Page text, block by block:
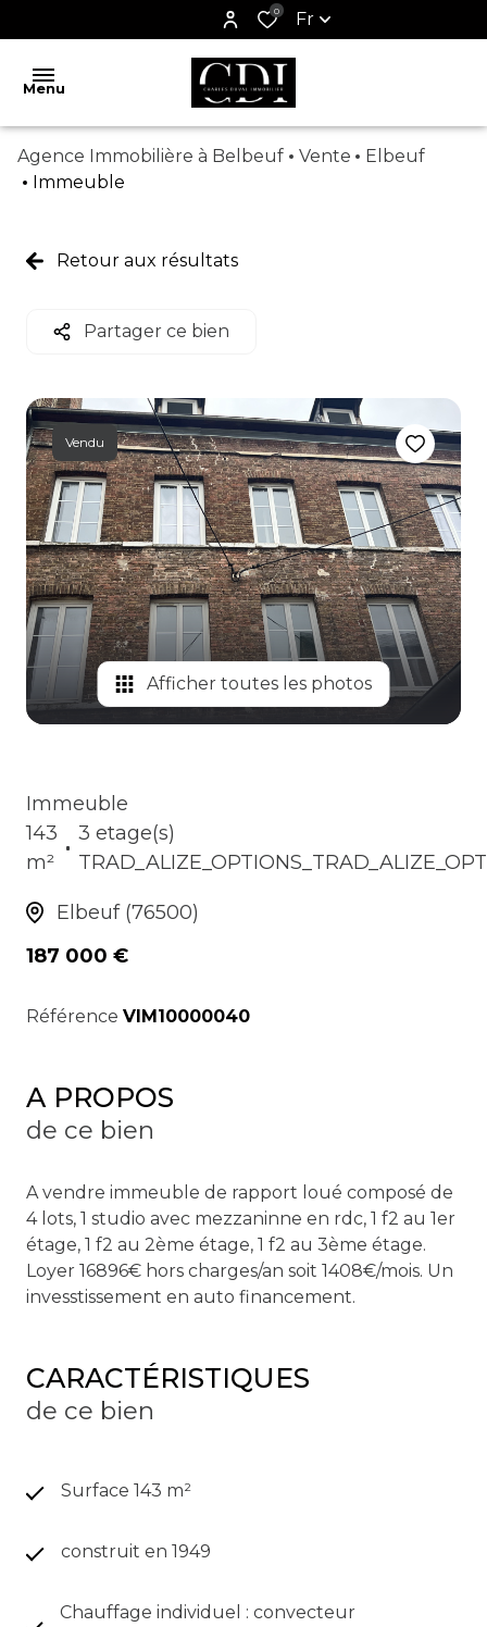
0 Fr
Menu
ACCUEIL
VENTES
VENDUS
CONTACT
Agence Immobilière à Belbeuf Vente
Elbeuf
Immeuble
Retour aux résultats
Partager ce bien
Vendu
Afficher toutes les photos
Immeuble
143
m²
3 etage(s)
Elbeuf (76500)
187 000 €
Référence VIM10000040
A PROPOS
de ce bien
A vendre immeuble de rapport loué composé de
4 lots, 1 studio avec mezzaninne en rdc, 1 f2 au 1er
étage, 1 f2 au 2ème étage, 1 f2 au 3ème étage.
Loyer 16896€ hors charges/an soit 1408€/mois. Un
invesstissement en auto financement.
CARACTÉRISTIQUES
de ce bien
Surface 143 m²
construit en 1949
Chauffage individuel : convecteur